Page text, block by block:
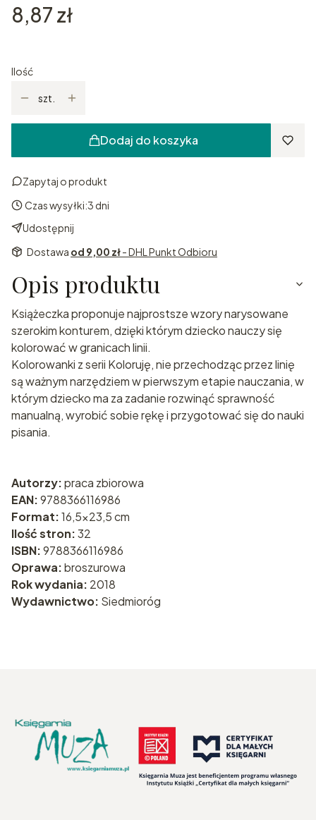
Cena
8,87 zł
Ilość
szt.
Dodaj do koszyka
Zapytaj o produkt
Czas wysyłki:3 dni
Udostępnij
Dostawa od 9,00 zł- DHL Punkt Odbioru
Opis produktu
Książeczka proponuje najprostsze wzory narysowane
szerokim konturem, dzięki którym dziecko nauczy się
kolorować w granicach linii.
Kolorowanki z serii Koloruję, nie przechodząc przez linię
są ważnym narzędziem w pierwszym etapie nauczania, w
którym dziecko ma za zadanie rozwinąć sprawność
manualną, wyrobić sobie rękę i przygotować się do nauki
pisania.
Autorzy:praca zbiorowa
EAN:9788366116986
Format:16,5x23,5 cm
Ilość stron:32
ISBN:9788366116986
Oprawa:broszurowa
Rok wydania: 2018
Wydawnictwo: Siedmioróg